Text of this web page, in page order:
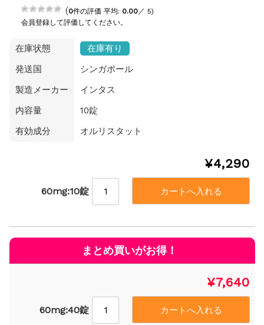
(0件の評価 平均: 0.00／ 5)
会員登録して評価してください。
在庫状態
在庫有り
発送国
シンガポール
製造メーカー
インタス
内容量
10錠
有効成分
オルリスタット
¥4,290
60mg:10錠
¥7,640
60mg:40錠